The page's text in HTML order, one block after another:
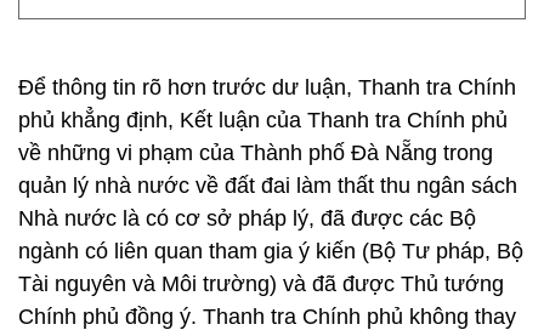
Để thông tin rõ hơn trước dư luận, Thanh tra Chính
phủ khẳng định, Kết luận của Thanh tra Chính phủ
về những vi phạm của Thành phố Đà Nẵng trong
quản lý nhà nước về đất đai làm thất thu ngân sách
Nhà nước là có cơ sở pháp lý, đã được các Bộ
ngành có liên quan tham gia ý kiến (Bộ Tư pháp, Bộ
Tài nguyên và Môi trường) và đã được Thủ tướng
Chính phủ đồng ý. Thanh tra Chính phủ không thay